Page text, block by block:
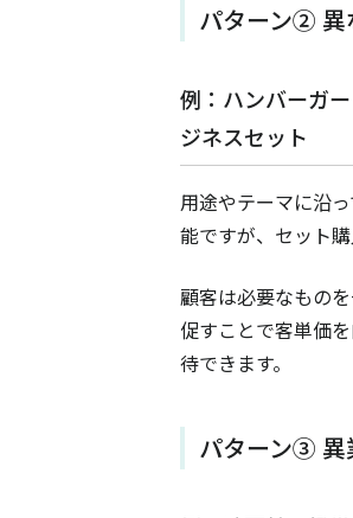
パターン② 異
例：ハンバーガ
ジネスセット
用途やテーマに沿
能ですが、セット
顧客は必要なもの
促すことで客単価
待できます。
パターン③ 異